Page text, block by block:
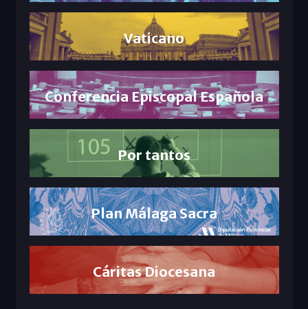
Vaticano
Conferencia Episcopal Española
Por tantos
Plan Málaga Sacra
Cáritas Diocesana